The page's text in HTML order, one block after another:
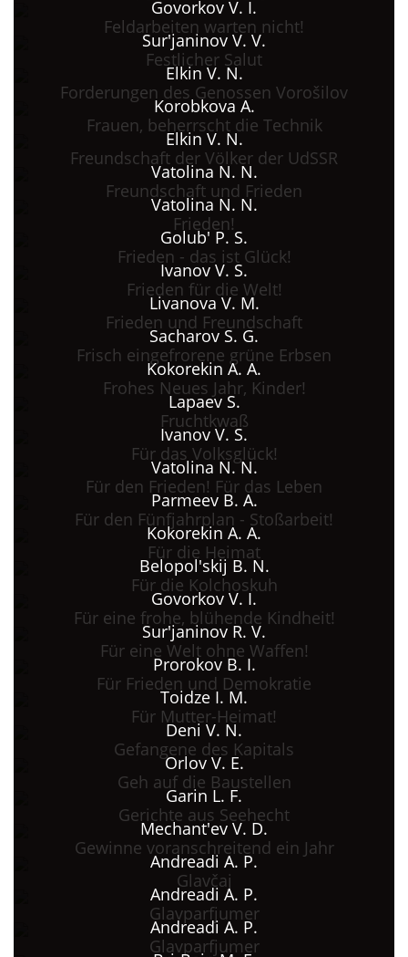
Govorkov V. I.
Feldarbeiten warten nicht!
Sur'janinov V. V.
Festlicher Salut
Elkin V. N.
Forderungen des Genossen Vorošilov
Korobkova A.
Frauen, beherrscht die Technik
Elkin V. N.
Freundschaft der Völker der UdSSR
Vatolina N. N.
Freundschaft und Frieden
Vatolina N. N.
Frieden!
Golub' P. S.
Frieden - das ist Glück!
Ivanov V. S.
Frieden für die Welt!
Livanova V. M.
Frieden und Freundschaft
Sacharov S. G.
Frisch eingefrorene grüne Erbsen
Kokorekin A. A.
Frohes Neues Jahr, Kinder!
Lapaev S.
Fruchtkwaß
Ivanov V. S.
Für das Volksglück!
Vatolina N. N.
Für den Frieden! Für das Leben
Parmeev B. A.
Für den Fünfjahrplan - Stoßarbeit!
Kokorekin A. A.
Für die Heimat
Belopol'skij B. N.
Für die Kolchoskuh
Govorkov V. I.
Für eine frohe, blühende Kindheit!
Sur'janinov R. V.
Für eine Welt ohne Waffen!
Prorokov B. I.
Für Frieden und Demokratie
Toidze I. M.
Für Mutter-Heimat!
Deni V. N.
Gefangene des Kapitals
Orlov V. E.
Geh auf die Baustellen
Garin L. F.
Gerichte aus Seehecht
Mechant'ev V. D.
Gewinne voranschreitend ein Jahr
Andreadi A. P.
Glavčaj
Andreadi A. P.
Glavparfjumer
Andreadi A. P.
Glavparfjumer